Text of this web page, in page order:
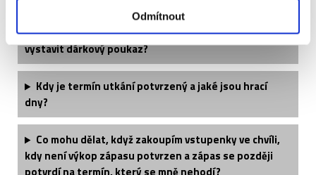
Odmítnout
Tento produkt kupuji jako dárek, bylo by možné
vystavit dárkový poukaz?
Kdy je termín utkání potvrzený a jaké jsou hrací
dny?
Co mohu dělat, když zakoupím vstupenky ve chvíli,
kdy není výkop zápasu potvrzen a zápas se později